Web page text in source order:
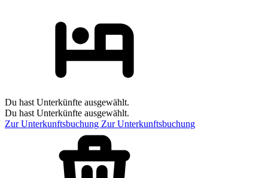
Du hast Unterkünfte ausgewählt.
Du hast Unterkünfte ausgewählt.
Zur Unterkunftsbuchung Zur Unterkunftsbuchung